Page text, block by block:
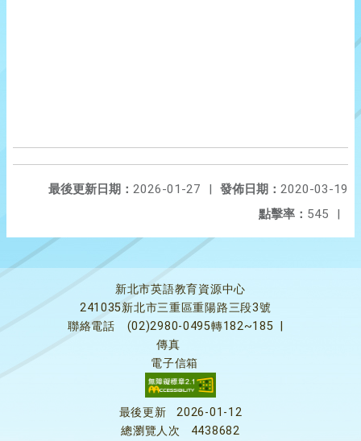
發佈日期： 2020-03-19
最後更新日期： 2026-01-27
|
點擊率： 545 |
新北市英語教育資源中心
241035新北市三重區重陽路三段3號
聯絡電話
(02)2980-0495轉182~185
傳真
電子信箱
最後更新
2026-01-12
總瀏覽人次
4438682